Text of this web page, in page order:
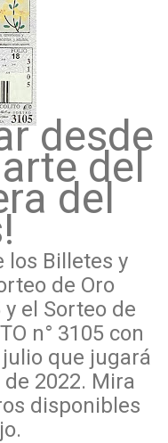
desde
del
del
los Billetes y
de Oro
y el Sorteo de
n° 3105 con
que jugará
2022. Mira
disponibles